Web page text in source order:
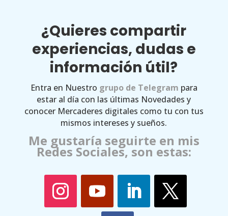
¿Quieres compartir
experiencias, dudas e
información útil?
Entra en Nuestro grupo de Telegram para
estar al día con las últimas Novedades y
conocer Mercaderes digitales como tu con tus
mismos intereses y sueños.
Me gustaría seguirte en mis
Redes Sociales, son estas: